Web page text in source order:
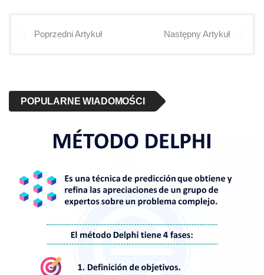
Poprzedni Artykuł Następny Artykuł
POPULARNE WIADOMOŚCI